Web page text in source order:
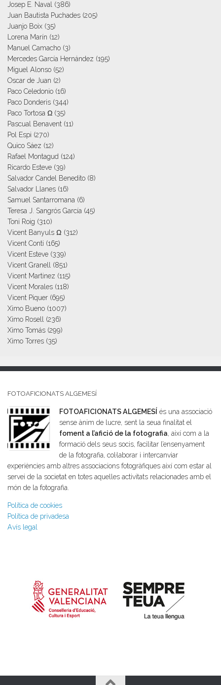
Josep E. Naval (386)
Juan Bautista Puchades (205)
Juanjo Boix (35)
Lorena Marín (12)
Manuel Camacho (3)
Mercedes García Hernández (195)
Miguel Alonso (52)
Oscar de Juan (2)
Paco Celedonio (16)
Paco Donderis (344)
Paco Tortosa Ω (35)
Pascual Benavent (11)
Pol Espi (270)
Quico Sáez (12)
Rafael Montagud (124)
Ricardo Esteve (39)
Salvador Candel Benedito (8)
Salvador Llanes (16)
Samuel Santarromana (6)
Teresa J. Sangrós García (45)
Toni Roig (310)
Vicent Banyuls Ω (312)
Vicent Conti (165)
Vicent Esteve (339)
Vicent Granell (851)
Vicent Martinez (115)
Vicent Morales (118)
Vicent Piquer (695)
Ximo Bueno (1007)
Ximo Rosell (236)
Ximo Tomás (299)
Ximo Torres (35)
FOTOAFICIONATS ALGEMESÍ
FOTOAFICIONATS ALGEMESÍ és una associació
sense ànim de lucre, sent la seua finalitat el
foment a l’afició de la fotografia, així com a la
formació dels seus socis, facilitar l’ensenyament
de la fotografia, col·laborar i intercanviar
experiències amb altres associacions fotogràfiques així com estar al
servei de la societat en totes aquelles activitats relacionades amb el
món de la fotografia.
Política de cookies
Política de privadesa
Avís legal